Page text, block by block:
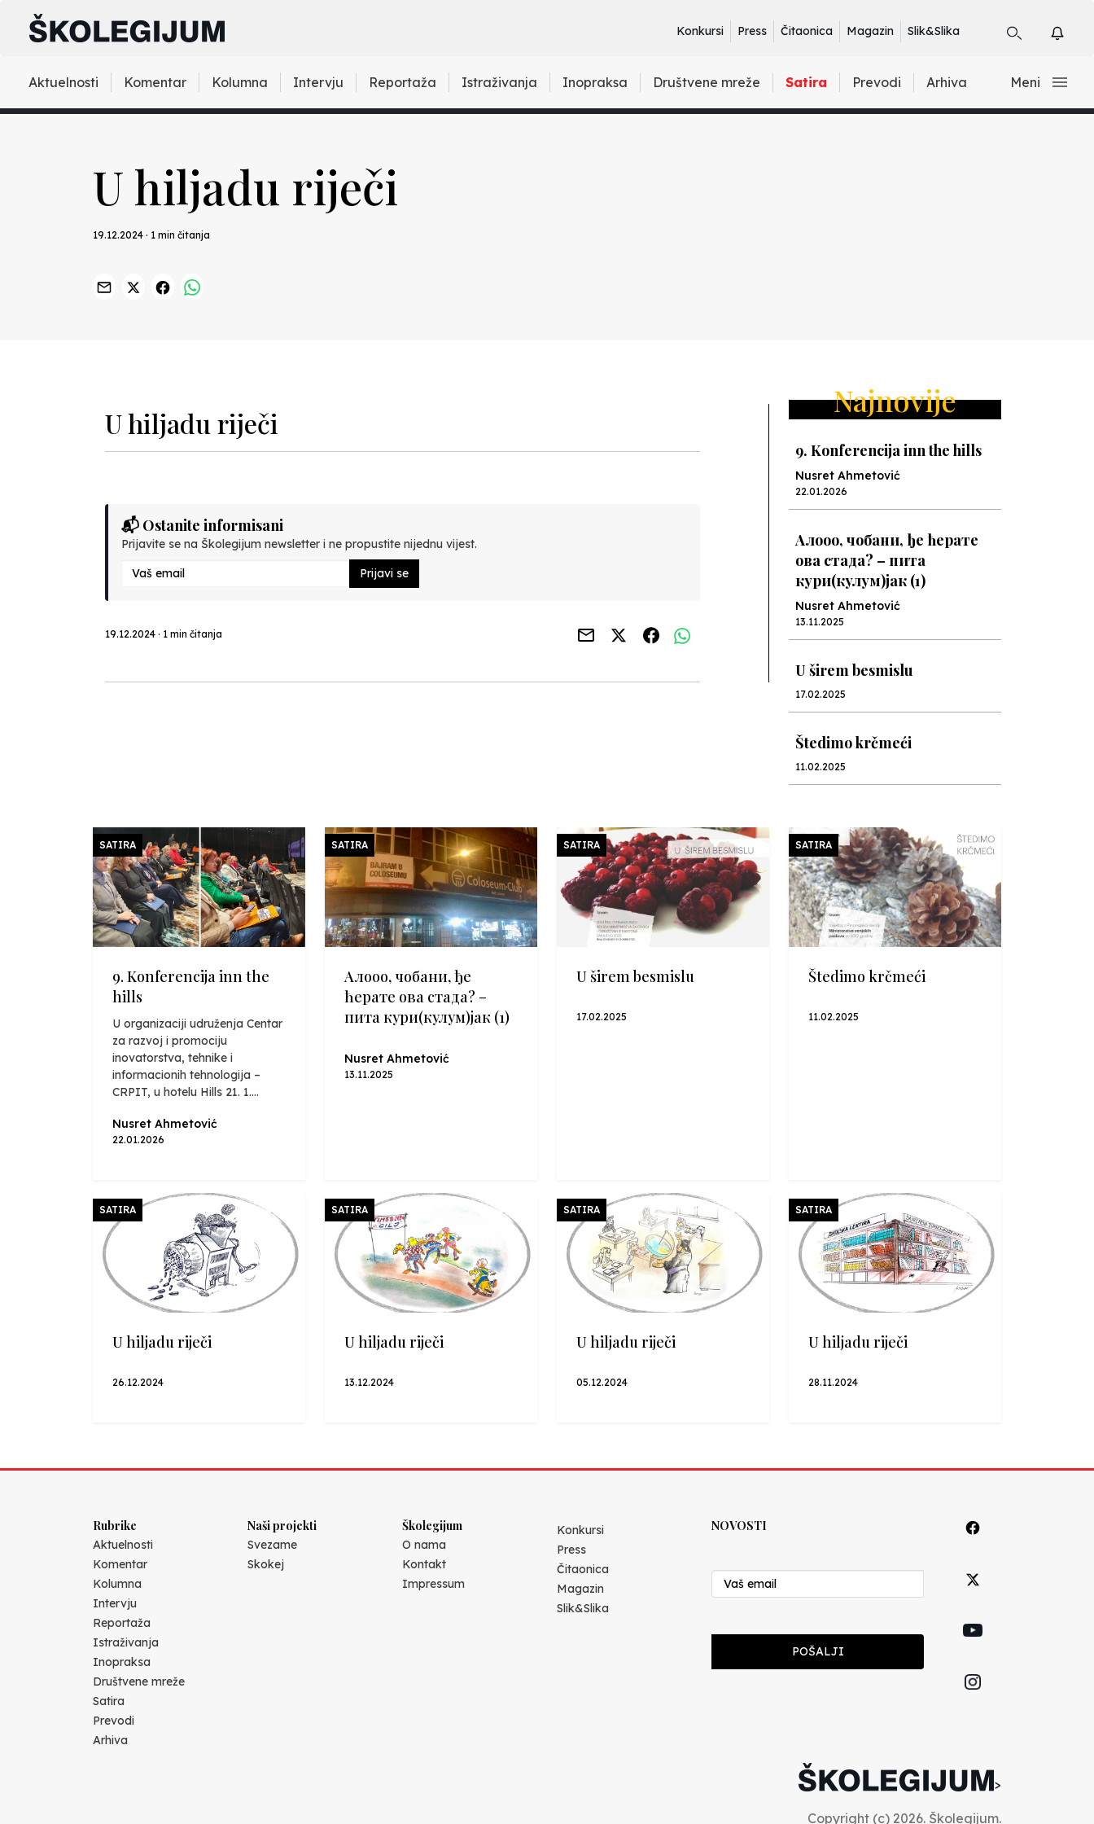
Konkursi Press Čitaonica Magazin Slik&Slika
Aktuelnosti Komentar Kolumna Intervju Reportaža Istraživanja Inopraksa Društvene mreže Satira Prevodi Arhiva Meni
U hiljadu riječi
19.12.2024 · 1 min čitanja
U hiljadu riječi
📬 Ostanite informisani
Prijavite se na Školegijum newsletter i ne propustite nijednu vijest.
Prijavi se
19.12.2024 · 1 min čitanja
Najnovije
9. Konferencija inn the hills
Nusret Ahmetović
22.01.2026
Алооо, чобани, ђе ћерате
ова стада? – пита
кури(кулум)јак (1)
Nusret Ahmetović
13.11.2025
U širem besmislu
17.02.2025
Štedimo krčmeći
11.02.2025
26.12.2024
U hiljadu riječi
13.12.2024
05.12.2024
SATIRA
9. Konferencija inn the
hills
U organizaciji udruženja Centar
za razvoj i promociju
inovatorstva, tehnike i
informacionih tehnologija –
CRPIT, u hotelu Hills 21. 1....
Nusret Ahmetović
22.01.2026
SATIRA
Алооо, чобани, ђе
ћерате ова стада? –
пита кури(кулум)јак (1)
Nusret Ahmetović
13.11.2025
SATIRA
U širem besmislu
17.02.2025
SATIRA
Štedimo krčmeći
11.02.2025
SATIRA
U hiljadu riječi
26.12.2024
SATIRA
U hiljadu riječi
13.12.2024
SATIRA
U hiljadu riječi
05.12.2024
SATIRA
U hiljadu riječi
28.11.2024
Rubrike
Aktuelnosti
Komentar
Kolumna
Intervju
Reportaža
Istraživanja
Inopraksa
Društvene mreže
Satira
Prevodi
Arhiva
Naši projekti
Svezame
Skokej
Školegijum
O nama
Kontakt
Impressum
Konkursi
Press
Čitaonica
Magazin
Slik&Slika
NOVOSTI
POŠALJI
>
Copyright (c) 2026. Školegijum.